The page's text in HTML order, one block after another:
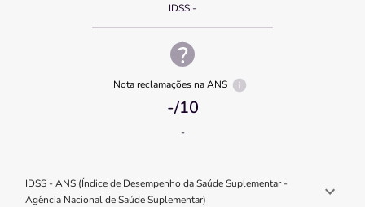
IDSS -
Nota reclamações na ANS
-/10
-
IDSS - ANS (Índice de Desempenho da Saúde Suplementar -
Agência Nacional de Saúde Suplementar)